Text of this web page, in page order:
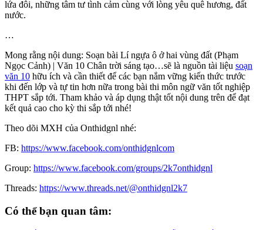
lứa đôi, những tâm tư tình cảm cùng với lòng yêu quê hương, đất
nước.
…
Mong rằng nội dung: Soạn bài Lí ngựa ô ở hai vùng đất (Phạm
Ngọc Cảnh) | Văn 10 Chân trời sáng tạo…sẽ là nguồn tài liệu soạn
văn 10 hữu ích và cần thiết để các bạn nắm vững kiến thức trước
khi đến lớp và tự tin hơn nữa trong bài thi môn ngữ văn tốt nghiệp
THPT sắp tới. Tham khảo và áp dụng thật tốt nội dung trên để đạt
kết quả cao cho kỳ thi sắp tới nhé!
Theo dõi MXH của Onthidgnl nhé:
FB: https://www.facebook.com/onthidgnlcom
Group: https://www.facebook.com/groups/2k7onthidgnl
Threads: https://www.threads.net/@onthidgnl2k7
Có thể bạn quan tâm: